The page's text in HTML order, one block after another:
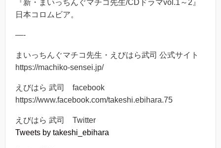
『新・まいっちんぐマチコ先生/CDドラマvol.1～2』
日本コロムビア。
—-
まいっちんぐマチコ先生・えびはら武司 公式サイト
https://machiko-sensei.jp/
えびはら 武司 facebook
https://www.facebook.com/takeshi.ebihara.75
えびはら 武司 Twitter
Tweets by takeshi_ebihara